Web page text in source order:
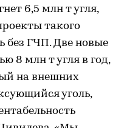
6,5 млн т угля,
такого
без ГЧП. Две новые
8 млн т угля в год,
на внешних
уголь,